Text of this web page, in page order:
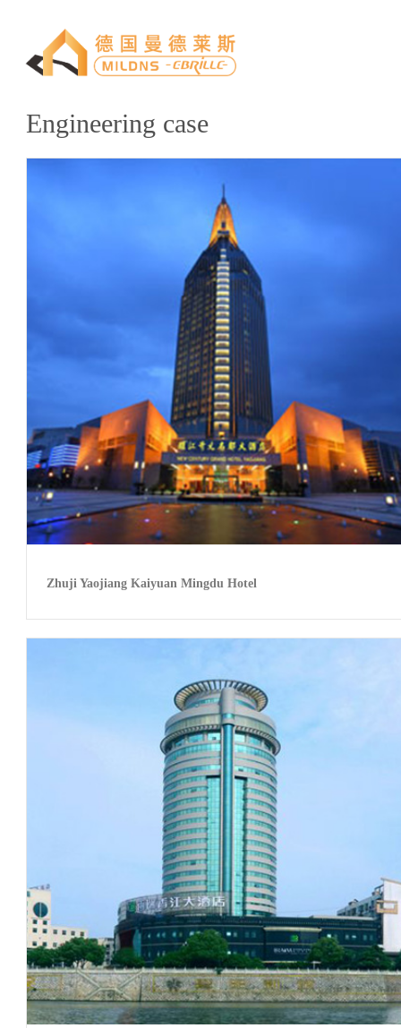
Engineering case
Zhuji Yaojiang Kaiyuan Mingdu Hotel